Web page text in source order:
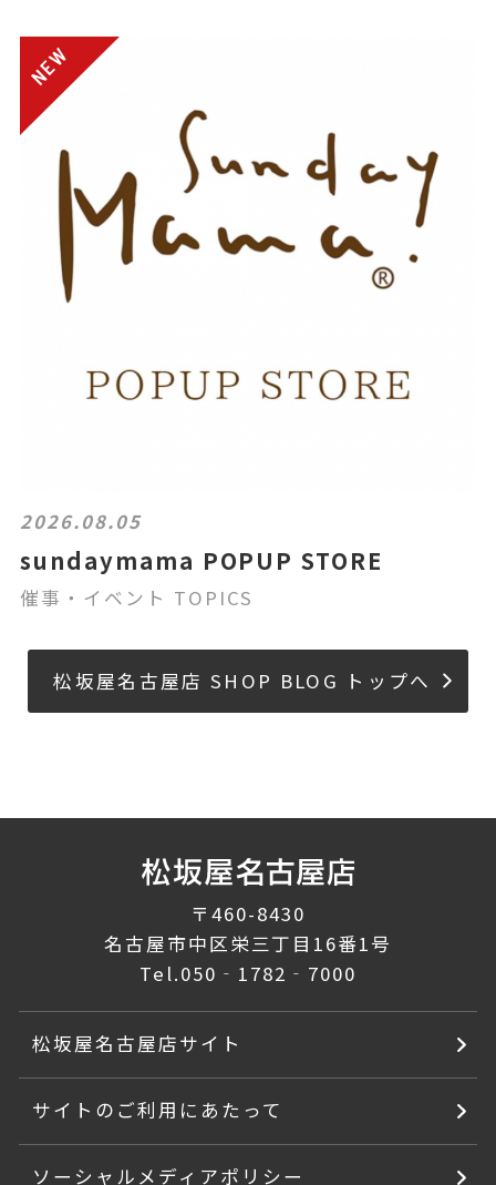
2026.08.05
sundaymama POPUP STORE
催事・イベント TOPICS
松坂屋名古屋店 SHOP BLOG トップへ
〒460-8430
名古屋市中区栄三丁目16番1号
Tel.050‐1782‐7000
松坂屋名古屋店サイト
サイトのご利用にあたって
ソーシャルメディアポリシー